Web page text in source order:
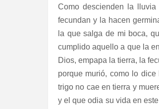
Como descienden la
fecundan y la hacen
la que salga de mi boca,
cumplido aquello a que la
Dios, empapa la tierra, la
porque murió, como lo
trigo no cae en tierra y
y el que odia su vida en